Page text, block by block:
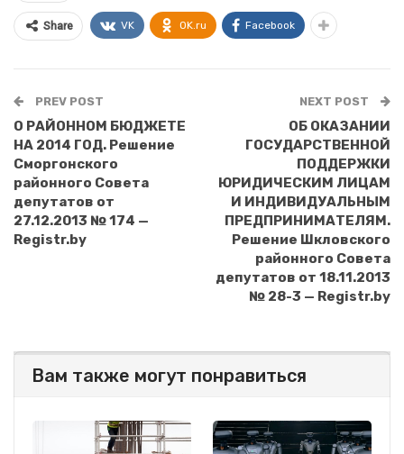
Share VK OK.ru Facebook
PREV POST
О РАЙОННОМ БЮДЖЕТЕ
НА 2014 ГОД. Решение
Сморгонского
районного Совета
депутатов от
27.12.2013 № 174 —
Registr.by
NEXT POST
ОБ ОКАЗАНИИ
ГОСУДАРСТВЕННОЙ
ПОДДЕРЖКИ
ЮРИДИЧЕСКИМ ЛИЦАМ
И ИНДИВИДУАЛЬНЫМ
ПРЕДПРИНИМАТЕЛЯМ.
Решение Шкловского
районного Совета
депутатов от 18.11.2013
№ 28-3 — Registr.by
Вам также могут понравиться